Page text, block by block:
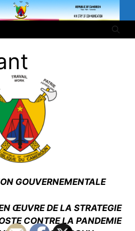
GOUVERNEMENTALE
ŒUVRE DE LA STRATEGIE
CONTRE LA PANDEMIE